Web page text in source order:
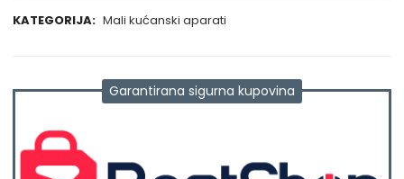
KATEGORIJA: Mali kućanski aparati
Garantirana sigurna kupovina